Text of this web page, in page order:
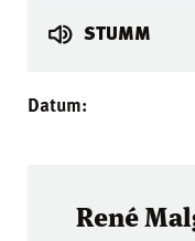
STUMM
Datum:
René